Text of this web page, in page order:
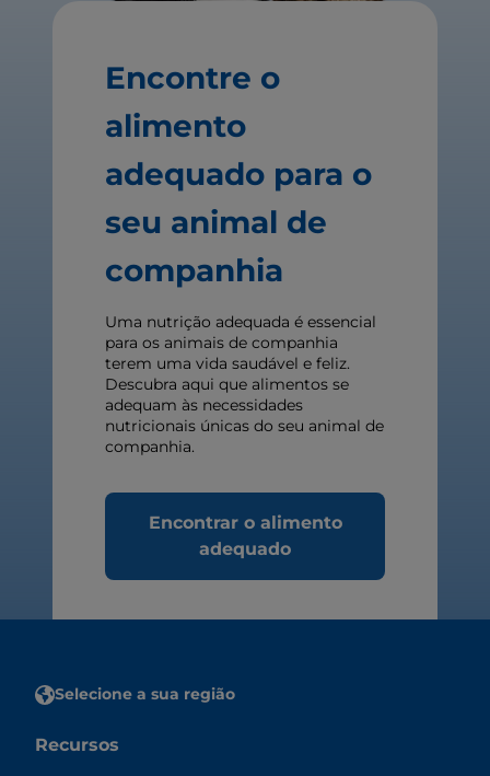
Encontre o
alimento
adequado para o
seu animal de
companhia
Uma nutrição adequada é essencial
para os animais de companhia
terem uma vida saudável e feliz.
Descubra aqui que alimentos se
adequam às necessidades
nutricionais únicas do seu animal de
companhia.
Encontrar o alimento
adequado
Selecione a sua região
Recursos